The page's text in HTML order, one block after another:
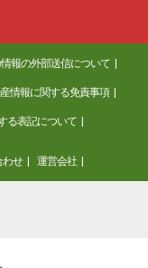
報の外部送信について
情報に関する免責事項
る表記について
わせ 運営会社